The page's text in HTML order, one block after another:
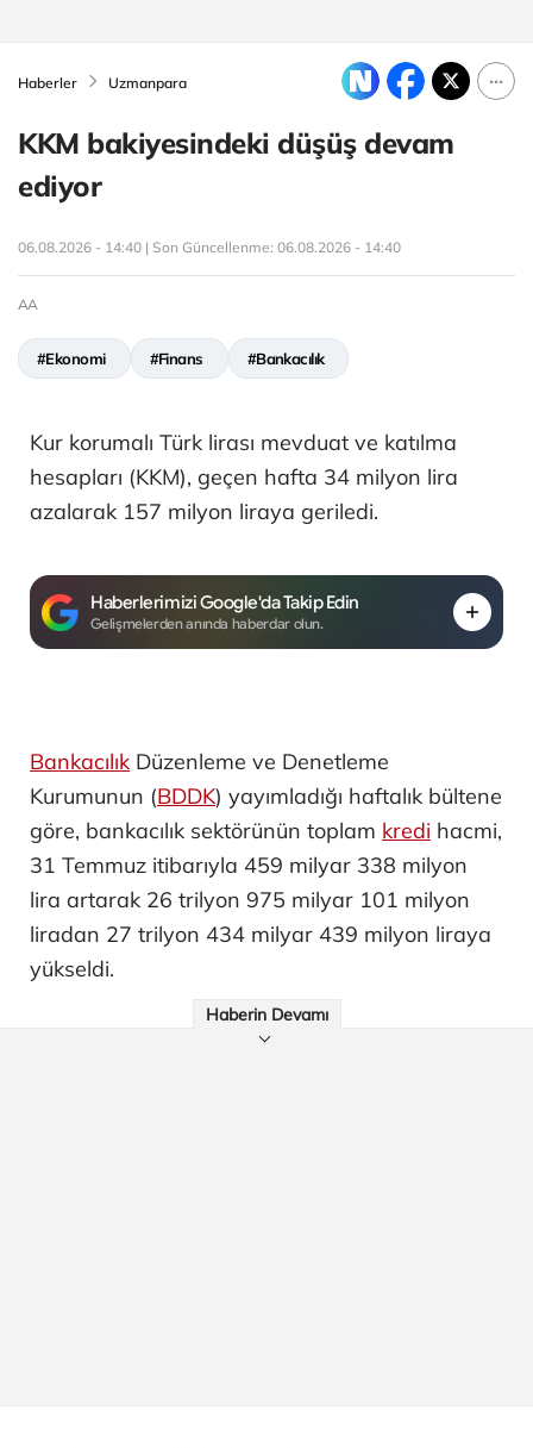
Haberler Uzmanpara
KKM bakiyesindeki düşüş devam
ediyor
06.08.2026 - 14:40 | Son Güncellenme: 06.08.2026 - 14:40
AA
#Ekonomi #Finans #Bankacılık
Kur korumalı Türk lirası mevduat ve katılma
hesapları (KKM), geçen hafta 34 milyon lira
azalarak 157 milyon liraya geriledi.
Haberlerimizi Google'da Takip Edin
Gelişmelerden anında haberdar olun.
Bankacılık Düzenleme ve Denetleme
Kurumunun (BDDK) yayımladığı haftalık bültene
göre, bankacılık sektörünün toplam kredi hacmi,
31 Temmuz itibarıyla 459 milyar 338 milyon
lira artarak 26 trilyon 975 milyar 101 milyon
liradan 27 trilyon 434 milyar 439 milyon liraya
yükseldi.
Haberin Devamı